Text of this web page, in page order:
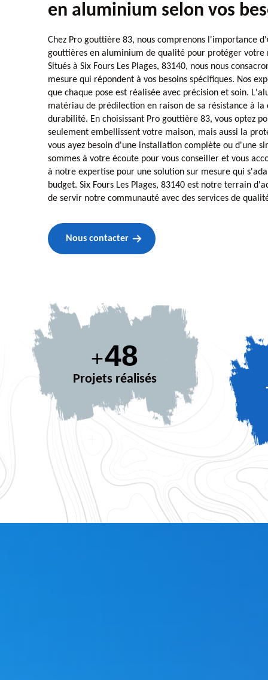
en aluminium selon vos
Chez Pro gouttière 83, nous comprenons l'importance
gouttières en aluminium de qualité pour protéger votre
Situés à Six Fours Les Plages, 83140, nous nous
mesure qui répondent à vos besoins spécifiques. Nos
que chaque pose est réalisée avec précision et soin.
matériau de prédilection en raison de sa résistance à la
durabilité. En choisissant Pro gouttière 83, vous optez
seulement embellissent votre maison, mais aussi la
vous ayez besoin d'une installation complète ou d'une
sommes à votre écoute pour vous conseiller et vous
à notre expertise pour une solution sur mesure qui
budget. Six Fours Les Plages, 83140 est notre terrain
de servir notre communauté avec des services de
Nous contacter
+66
Projets réalisés
Accessoires gouttiere